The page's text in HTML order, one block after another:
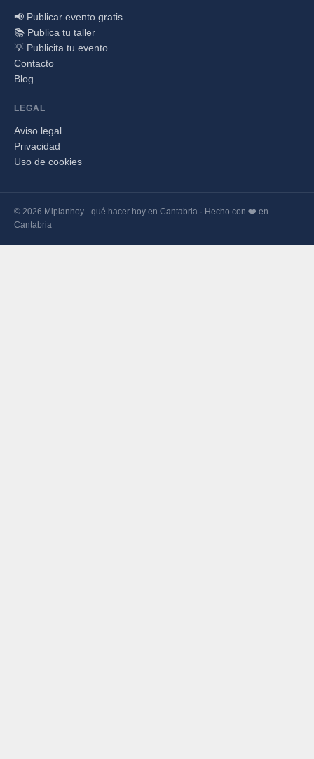
📢 Publicar evento gratis
📚 Publica tu taller
💡 Publicita tu evento
Contacto
Blog
LEGAL
Aviso legal
Privacidad
Uso de cookies
© 2026 Miplanhoy - qué hacer hoy en Cantabria · Hecho con ❤️ en
Cantabria